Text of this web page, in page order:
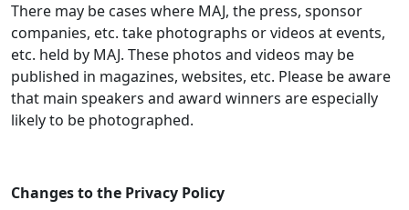
There may be cases where MAJ, the press, sponsor
companies, etc. take photographs or videos at events,
etc. held by MAJ. These photos and videos may be
published in magazines, websites, etc. Please be aware
that main speakers and award winners are especially
likely to be photographed.
Changes to the Privacy Policy